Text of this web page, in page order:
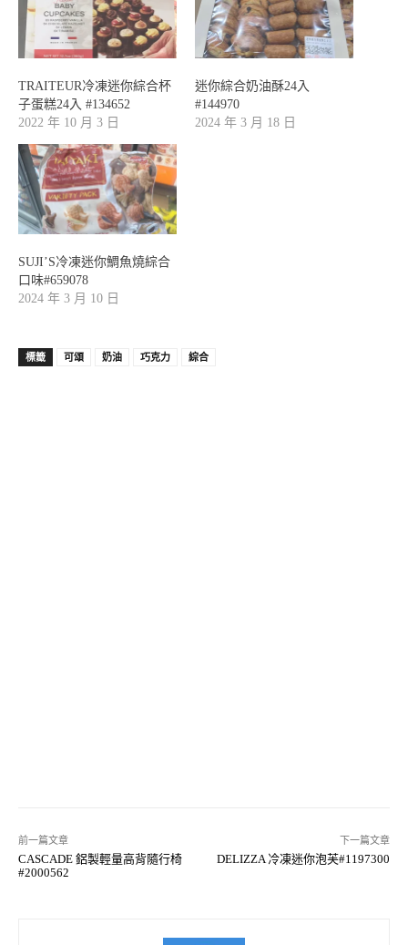
TRAITEUR冷凍迷你綜合杯
子蛋糕24入 #134652
2022 年 10 月 3 日
迷你綜合奶油酥24入
#144970
2024 年 3 月 18 日
SUJI’S冷凍迷你鯛魚燒綜合
口味#659078
2024 年 3 月 10 日
標籤 可頌 奶油 巧克力 綜合
前一篇文章
CASCADE 鋁製輕量高背隨行椅
#2000562
下一篇文章
DELIZZA 冷凍迷你泡芙#1197300